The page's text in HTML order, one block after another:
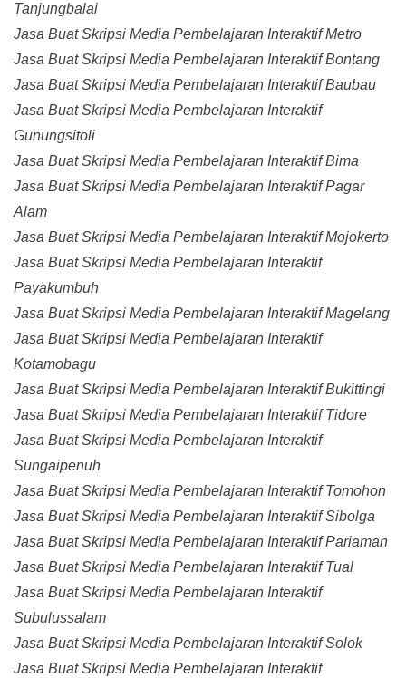
Tanjungbalai
Jasa Buat Skripsi Media Pembelajaran Interaktif Metro
Jasa Buat Skripsi Media Pembelajaran Interaktif Bontang
Jasa Buat Skripsi Media Pembelajaran Interaktif Baubau
Jasa Buat Skripsi Media Pembelajaran Interaktif
Gunungsitoli
Jasa Buat Skripsi Media Pembelajaran Interaktif Bima
Jasa Buat Skripsi Media Pembelajaran Interaktif Pagar
Alam
Jasa Buat Skripsi Media Pembelajaran Interaktif Mojokerto
Jasa Buat Skripsi Media Pembelajaran Interaktif
Payakumbuh
Jasa Buat Skripsi Media Pembelajaran Interaktif Magelang
Jasa Buat Skripsi Media Pembelajaran Interaktif
Kotamobagu
Jasa Buat Skripsi Media Pembelajaran Interaktif Bukittingi
Jasa Buat Skripsi Media Pembelajaran Interaktif Tidore
Jasa Buat Skripsi Media Pembelajaran Interaktif
Sungaipenuh
Jasa Buat Skripsi Media Pembelajaran Interaktif Tomohon
Jasa Buat Skripsi Media Pembelajaran Interaktif Sibolga
Jasa Buat Skripsi Media Pembelajaran Interaktif Pariaman
Jasa Buat Skripsi Media Pembelajaran Interaktif Tual
Jasa Buat Skripsi Media Pembelajaran Interaktif
Subulussalam
Jasa Buat Skripsi Media Pembelajaran Interaktif Solok
Jasa Buat Skripsi Media Pembelajaran Interaktif